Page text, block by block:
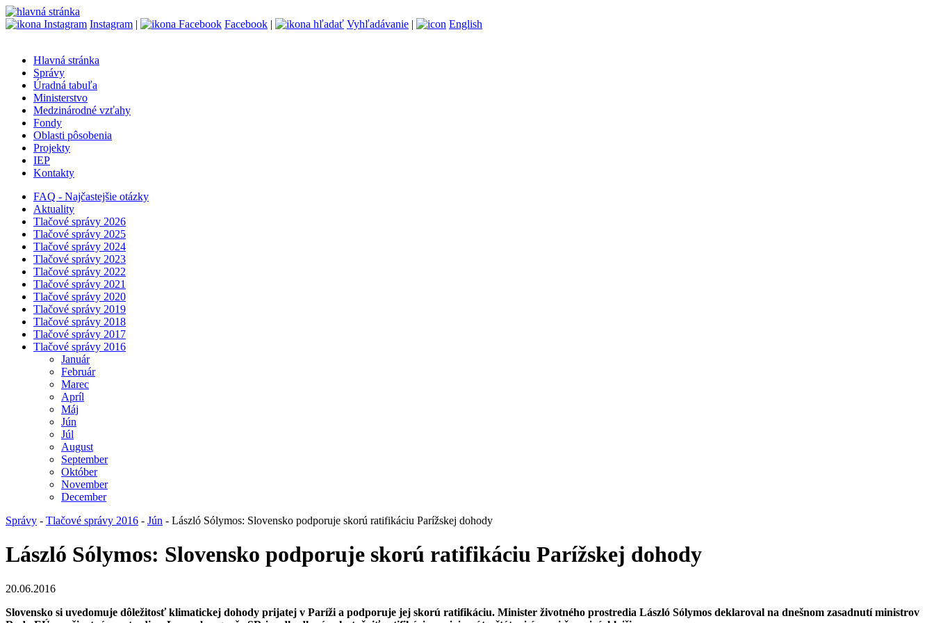
Instagram | Facebook | Vyhľadávanie | English
Hlavná stránka
Správy
Úradná tabuľa
Ministerstvo
Medzinárodné vzťahy
Fondy
Oblasti pôsobenia
Projekty
IEP
Kontakty
FAQ - Najčastejšie otázky
Aktuality
Tlačové správy 2026
Tlačové správy 2025
Tlačové správy 2024
Tlačové správy 2023
Tlačové správy 2022
Tlačové správy 2021
Tlačové správy 2020
Tlačové správy 2019
Tlačové správy 2018
Tlačové správy 2017
Tlačové správy 2016
Január
Február
Marec
Apríl
Máj
Jún
Júl
August
September
Október
November
December
Správy - Tlačové správy 2016 - Jún - László Sólymos: Slovensko podporuje skorú ratifikáciu Parížskej dohody
László Sólymos: Slovensko podporuje skorú ratifikáciu Parížskej dohody
20.06.2016
Slovensko si uvedomuje dôležitosť klimatickej dohody prijatej v Paríži a podporuje jej skorú ratifikáciu. Minister životného prostredia László Sólymos deklaroval na dnešnom zasadnutí ministrov